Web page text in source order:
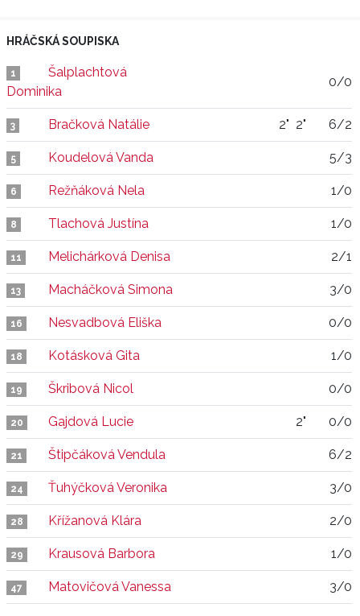
HRÁČSKÁ SOUPISKA
1
Šalplachtová
Dominika
0/0
3 Bračková Natálie 2" 2" 6/2
5 Koudelová Vanda 5/3
6 Režňáková Nela 1/0
8 Tlachová Justína 1/0
11 Melichárková Denisa 2/1
13 Macháčková Simona 3/0
16 Nesvadbová Eliška 0/0
18 Kotásková Gita 1/0
19 Škribová Nicol 0/0
20 Gajdová Lucie 2" 0/0
21 Štipčáková Vendula 6/2
24 Ťuhýčková Veronika 3/0
28 Křížanová Klára 2/0
29 Krausová Barbora 1/0
47 Matovičová Vanessa 3/0